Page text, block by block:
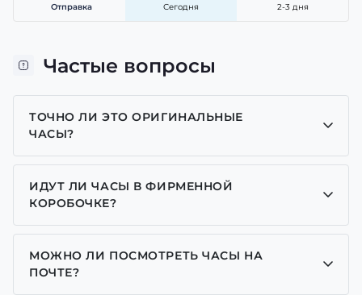
Отправка Сегодня 2-3 дня
Частые вопросы
ТОЧНО ЛИ ЭТО ОРИГИНАЛЬНЫЕ
ЧАСЫ?
Да, все часы у нас только оригинальные, мы
являемся представителем многих брендов.
ИДУТ ЛИ ЧАСЫ В ФИРМЕННОЙ
КОРОБОЧКЕ?
Для часов бренда Casio, Pagani Design, GUARDO и
GOODYEAR добавляем фирменные коробочки с
брендовой надписью. Для бренда AWARDER
МОЖНО ЛИ ПОСМОТРЕТЬ ЧАСЫ НА
ПОЧТЕ?